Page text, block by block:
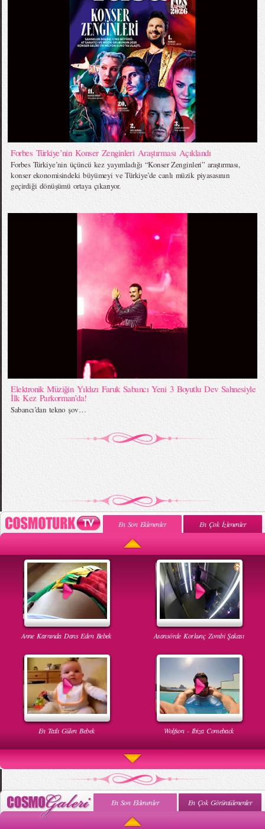
Forbes Türkiye’nin Konser Zenginleri Araştırması Açıklandı
Forbes Türkiye’nin üçüncü kez yayımladığı “Konser Zenginleri” araştırması,
konser ekonomisindeki büyümeyi ve Türkiye’de canlı müzik piyasasının
geçirdiği dönüşümü ortaya çıkarıyor.
Elektronik Müziğin Yıldızı Faruk Sabancı Yeni 3 Boyutlu Dev Sahnesiyle
İlk Kez Parkorman’da!
Sabancı’dan tekno şov…
En Son Eklenenler En Çok İzlenenler
Anne Karnında Dans Eden Bebek Asansörde Korkunç Zombi Şakası
En Tatlı Gülen Bebek Wolfson - Ibiza Comeback
Uyuyan Bebeğe Gangnam Dinletilirse Ne Olur
En Son Eklenenler En Çok Görüntülenenler